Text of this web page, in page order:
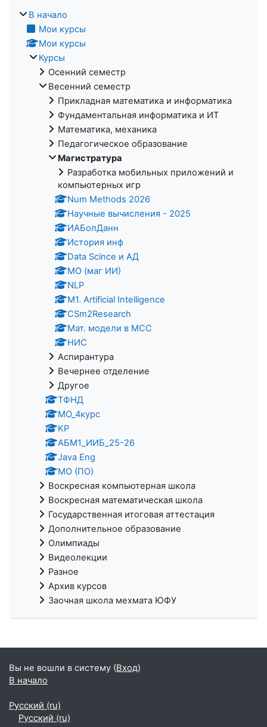
В начало
Мои курсы
Мои курсы
Курсы
Осенний семестр
Весенний семестр
Прикладная математика и информатика
Фундаментальная информатика и ИТ
Математика, механика
Педагогическое образование
Магистратура
Разработка мобильных приложений и
компьютерных игр
Num Methods 2026
Научные вычисления - 2025
ИАБолДанн
История инф
Data Scince и АД
МО (маг ИИ)
NLP
M1. Artificial Intelligence
CSm2Research
Мат. модели в МСС
НИС
Аспирантура
Вечернее отделение
Другое
ТФНД
МО_4курс
KP
АБМ1_ИИБ_25-26
Java Eng
МО (ПО)
Воскресная компьютерная школа
Воскресная математическая школа
Государственная итоговая аттестация
Дополнительное образование
Олимпиады
Видеолекции
Разное
Архив курсов
Заочная школа мехмата ЮФУ
Вы не вошли в систему (Вход)
В начало
Русский ‎(ru)‎
Русский ‎(ru)‎